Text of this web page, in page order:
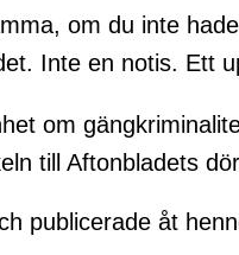
om du inte
Inte en notis. Ett
om
till Aftonbladets